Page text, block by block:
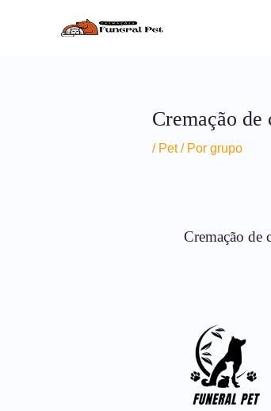
Cremação
/ Pet/ Por grupo
Cremação de
navigation